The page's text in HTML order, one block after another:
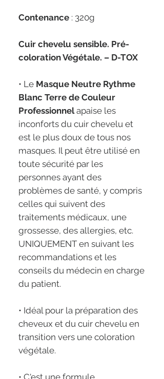
Contenance : 320g
Cuir chevelu sensible. Pré-
coloration Végétale. – D-TOX
• Le Masque Neutre Rythme
Blanc Terre de Couleur
Professionnelapaise les
inconforts du cuir chevelu et
est le plus doux de tous nos
masques. Il peut être utilisé en
toute sécurité par les
personnes ayant des
problèmes de santé, y compris
celles qui suivent des
traitements médicaux, une
grossesse, des allergies, etc.
UNIQUEMENT en suivant les
recommandations et les
conseils du médecin en charge
du patient.
• Idéal pour la préparation des
cheveux et du cuir chevelu en
transition vers une coloration
végétale.